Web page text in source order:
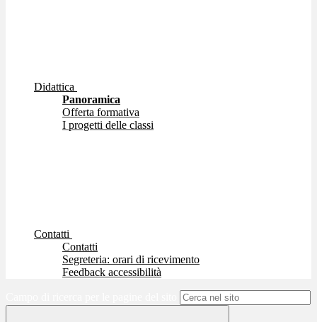
Didattica
Panoramica
Offerta formativa
I progetti delle classi
Contatti
Contatti
Segreteria: orari di ricevimento
Feedback accessibilità